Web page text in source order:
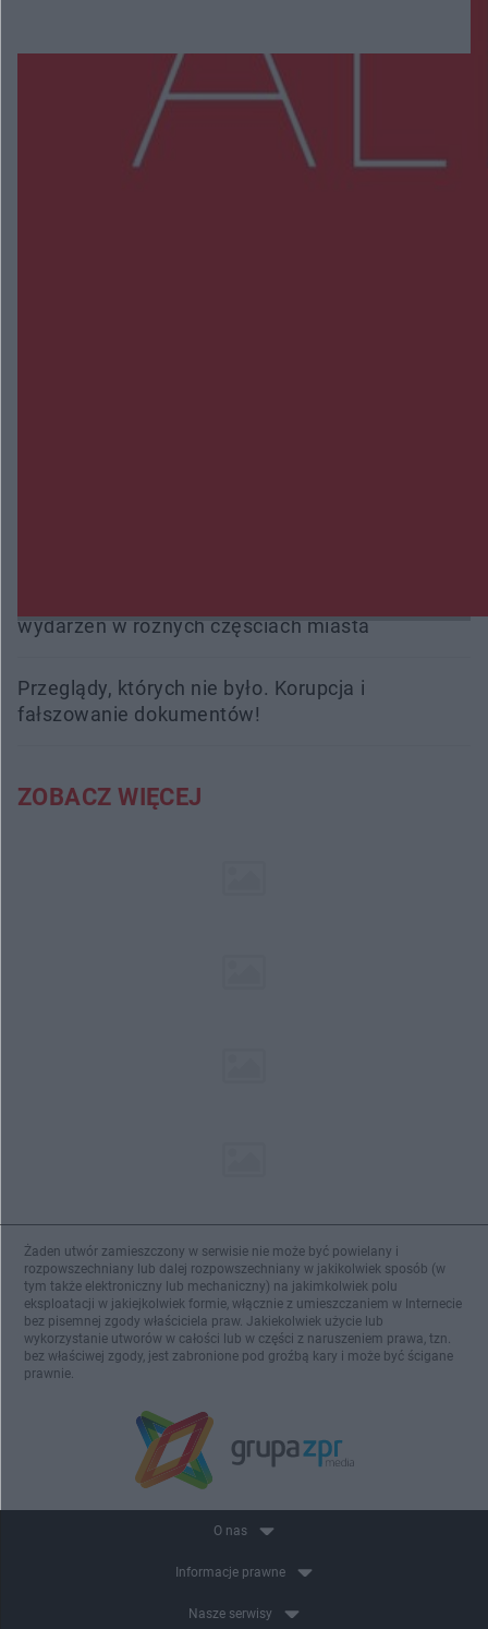
Więcej
wydarzeń w różnych częściach miasta
Przeglądy, których nie było. Korupcja i
fałszowanie dokumentów!
ZOBACZ WIĘCEJ
Żaden utwór zamieszczony w serwisie nie może być powielany i
rozpowszechniany lub dalej rozpowszechniany w jakikolwiek sposób (w
tym także elektroniczny lub mechaniczny) na jakimkolwiek polu
eksploatacji w jakiejkolwiek formie, włącznie z umieszczaniem w Internecie
bez pisemnej zgody właściciela praw. Jakiekolwiek użycie lub
wykorzystanie utworów w całości lub w części z naruszeniem prawa, tzn.
bez właściwej zgody, jest zabronione pod groźbą kary i może być ścigane
prawnie.
O nas
Informacje prawne
Nasze serwisy